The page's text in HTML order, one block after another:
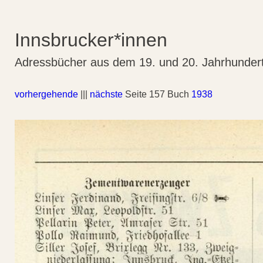
Innsbrucker*innen
Adressbücher aus dem 19. und 20.
vorhergehende nächste Seite 157 Buch 1938